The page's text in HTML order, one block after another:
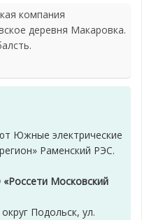
компания
деревня Макаровка.
Южные электрические
Раменский РЭС.
Московский
Подольск, ул.